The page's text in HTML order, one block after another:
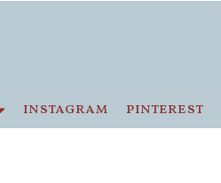
instagram pinterest